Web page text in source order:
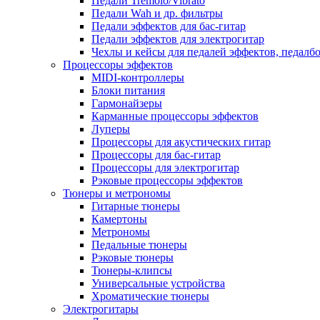
Педали Wah и др. фильтры
Педали эффектов для бас-гитар
Педали эффектов для электрогитар
Чехлы и кейсы для педалей эффектов,
Процессоры эффектов
MIDI-контроллеры
Блоки питания
Гармонайзеры
Карманные процессоры эффектов
Луперы
Процессоры для акустических гитар
Процессоры для бас-гитар
Процессоры для электрогитар
Рэковые процессоры эффектов
Тюнеры и метрономы
Гитарные тюнеры
Камертоны
Метрономы
Педальные тюнеры
Рэковые тюнеры
Тюнеры-клипсы
Универсальные устройства
Хроматические тюнеры
Электрогитары